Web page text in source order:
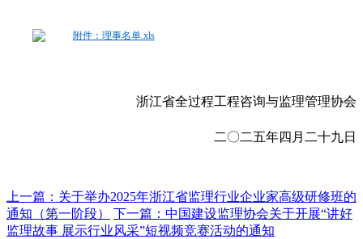
附件：理事名单.xls
浙江省全过程工程咨询与监理管理协会
二〇二五年四月二十九日
上一篇： 关于举办2025年浙江省监理行业企业家高级研修班的
通知（第一阶段）
下一篇： 中国建设监理协会关于开展“讲好
监理故事 展示行业风采”短视频竞赛活动的通知